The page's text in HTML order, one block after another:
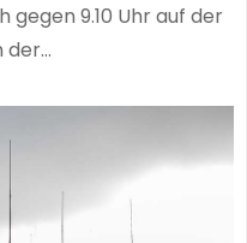
9.10 Uhr auf der
der…